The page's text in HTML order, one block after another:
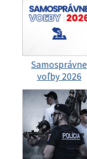
Samosprávne
voľby 2026